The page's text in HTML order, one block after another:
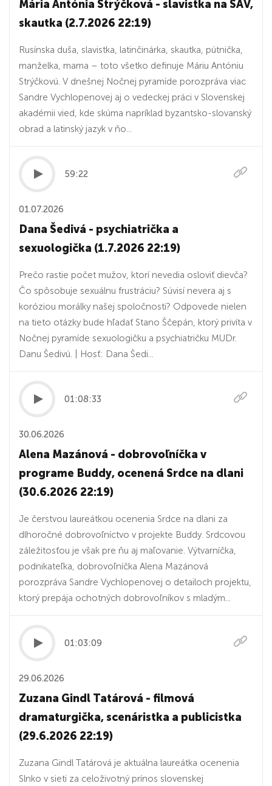
Mária Antónia Strýčková - slavistka na SAV,
skautka (2.7.2026 22:19)
Rusínska duša, slavistka, latinčinárka, skautka, pútnička,
manželka, mama – toto všetko definuje Máriu Antóniu
Strýčkovú. V dnešnej Nočnej pyramíde porozpráva viac
Sandre Vychlopenovej aj o vedeckej práci v Slovenskej
akadémii vied, kde skúma napríklad byzantsko-slovanský
obrad a latinský jazyk v ňo...
59:22
01.07.2026
Dana Šedivá - psychiatrička a
sexuologička (1.7.2026 22:19)
Prečo rastie počet mužov, ktorí nevedia osloviť dievča?
Čo spôsobuje sexuálnu frustráciu? Súvisí nevera aj s
koróziou morálky našej spoločnosti? Odpovede nielen
na tieto otázky bude hľadať Stano Ščepán, ktorý privíta v
Nočnej pyramíde sexuologičku a psychiatričku MUDr.
Danu Šedivú. | Hosť: Dana Šedi...
01:08:33
30.06.2026
Alena Mazánová - dobrovoľníčka v
programe Buddy, ocenená Srdce na dlani
(30.6.2026 22:19)
Je čerstvou laureátkou ocenenia Srdce na dlani za
dlhoročné dobrovoľníctvo v projekte Buddy. Srdcovou
záležitosťou je však pre ňu aj maľovanie. Výtvarníčka,
podnikateľka, dobrovoľníčka Alena Mazánová
porozpráva Sandre Vychlopenovej o detailoch projektu,
ktorý prepája ochotných dobrovoľníkov s mladým...
01:03:09
29.06.2026
Zuzana Gindl Tatárová - filmová
dramaturgička, scenáristka a publicistka
(29.6.2026 22:19)
Zuzana Gindl Tatárová je aktuálna laureátka ocenenia
Slnko v sieti za celoživotný prínos slovenskej